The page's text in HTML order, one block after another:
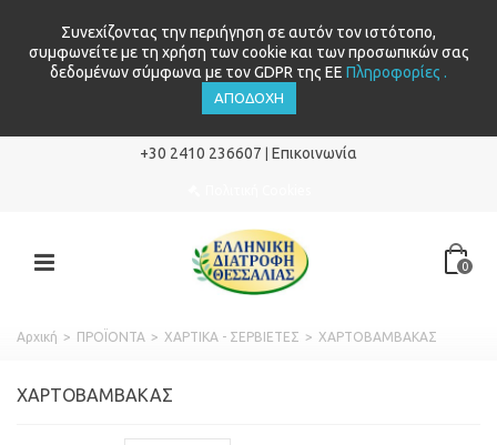
Συνεχίζοντας την περιήγηση σε αυτόν τον ιστότοπο,
συμφωνείτε με τη χρήση των cookie και των προσωπικών σας
δεδομένων σύμφωνα με τον GDPR της ΕΕ Πληροφορίες .
ΑΠΟΔΟΧΉ
+30 2410 236607 Επικοινωνία
0
Αρχική > ΠΡΟΪΟΝΤΑ > ΧΑΡΤΙΚΑ - ΣΕΡΒΙΕΤΕΣ > ΧΑΡΤΟΒΑΜΒΑΚΑΣ
ΧΑΡΤΟΒΑΜΒΑΚΑΣ